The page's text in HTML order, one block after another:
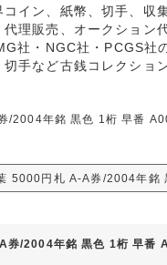
イン、紙幣、切手、収
理販売、オークション
社・NGC社・PCGS社
手など古銭コレクショ
/2004年銘 黒色 1桁 早番
5000円札 A-A券/2004年銘
券/2004年銘 黒色 1桁 早番